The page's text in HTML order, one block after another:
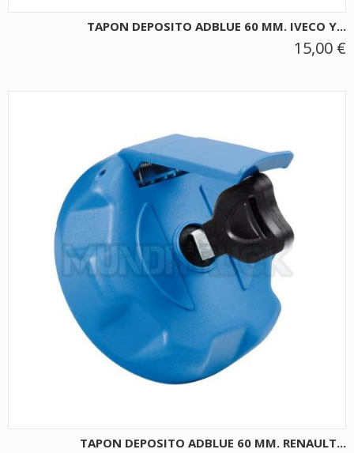
TAPON DEPOSITO ADBLUE 60 MM. IVECO Y...
15,00 €
TAPON DEPOSITO ADBLUE 60 MM. RENAULT...